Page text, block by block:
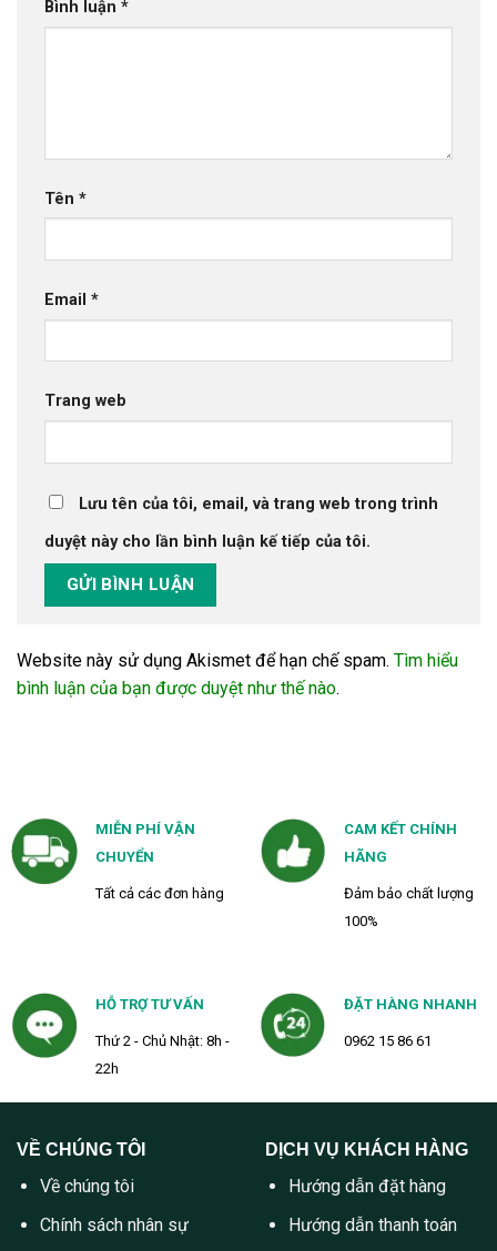
Bình luận *
Tên *
Email *
Trang web
Lưu tên của tôi, email, và trang web trong trình
duyệt này cho lần bình luận kế tiếp của tôi.
Website này sử dụng Akismet để hạn chế spam. Tìm hiểu
bình luận của bạn được duyệt như thế nào.
MIỄN PHÍ VẬN
CHUYỂN
Tất cả các đơn hàng
CAM KẾT CHÍNH
HÃNG
Đảm bảo chất lượng
100%
HỖ TRỢ TƯ VẤN
Thứ 2 - Chủ Nhật: 8h -
22h
ĐẶT HÀNG NHANH
0962 15 86 61
VỀ CHÚNG TÔI
Về chúng tôi
Chính sách nhân sự
DỊCH VỤ KHÁCH HÀNG
Hướng dẫn đặt hàng
Hướng dẫn thanh toán